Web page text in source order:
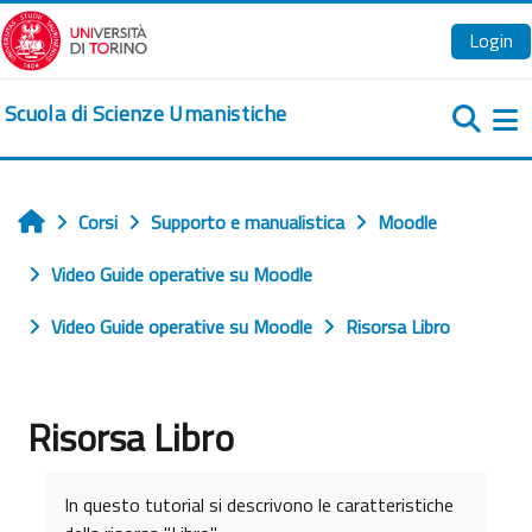
Vai al contenuto principale
Login
Scuola di Scienze Umanistiche
Home
Corsi Supporto e manualistica
Moodle
Video Guide operative su Moodle
Video Guide operative su Moodle
Risorsa Libro
Risorsa Libro
In questo tutorial si descrivono le caratteristiche